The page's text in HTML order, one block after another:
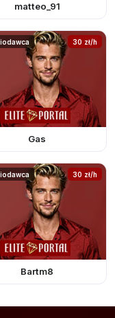
matteo_91
30 zł/h
Gas
30 zł/h
Bartm8